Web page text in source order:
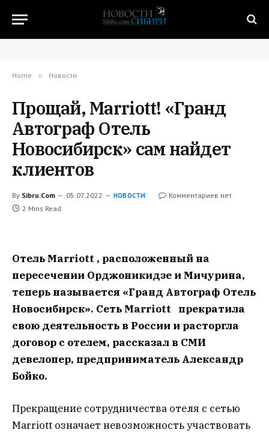
Home » Новости
Прощай, Marriott! «Гранд
Автограф Отель
Новосибирск» сам найдет
клиентов
By Sibru.Com 05.07.2022 НОВОСТИ
Комментариев нет
2 Mins Read
Отель Marriott , расположенный на
пересечении Орджоникидзе и Мичурина,
теперь называется «Гранд Автограф Отель
Новосибирск». Сеть Marriott прекратила
свою деятельность в России и расторгла
договор с отелем, рассказал в СМИ
девелопер, предприниматель Александр
Бойко.
Прекращение сотрудничества отеля с сетью
Marriott означает невозможность участвовать